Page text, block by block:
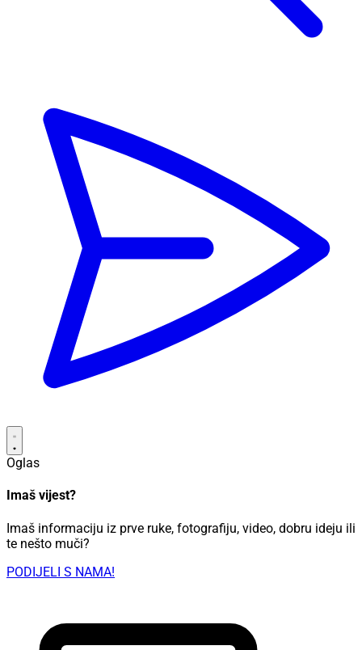
Oglas
Imaš vijest?
Imaš informaciju iz prve ruke, fotografiju, video, dobru ideju ili
te nešto muči?
PODIJELI S NAMA!